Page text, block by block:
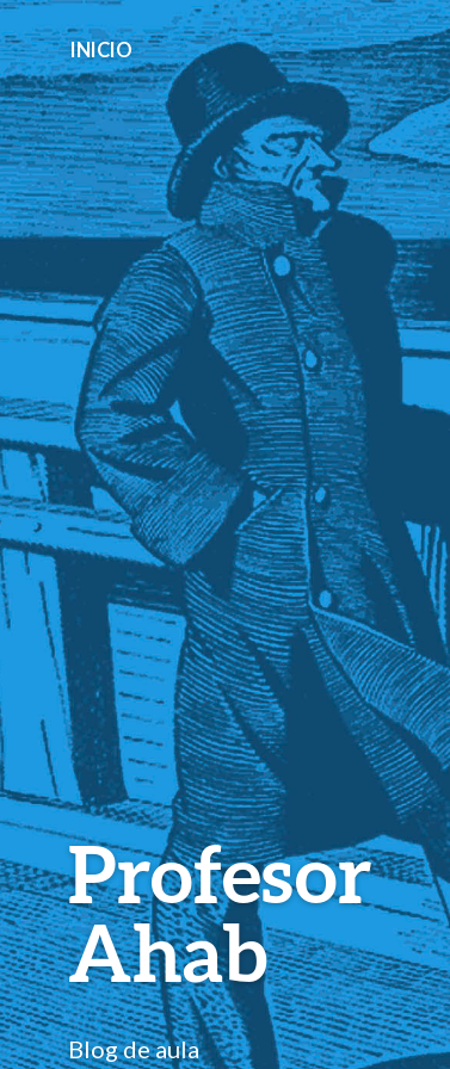
Profesor
Ahab
Blog de aula
INICIO